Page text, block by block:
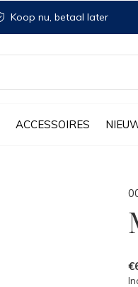
ACCESSOIRES
Koop nu, betaal later
0